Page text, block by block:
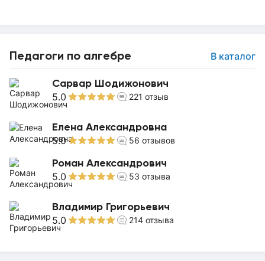
Педагоги по алгебре В каталог
Сарвар Шодижонович
5.0 221 отзыв
Елена Александровна
5.0 56 отзывов
Роман Александрович
5.0 53 отзыва
Владимир Григорьевич
5.0 214 отзыва